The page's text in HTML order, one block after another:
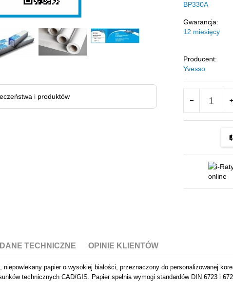
i produktów
BP330A
Gwarancja:
12 miesięcy
Producent:
Yvesso
DANE TECHNICZNE OPINIE KLIENTÓW
niepowlekany papier o wysokiej białości, przeznaczony do personalizowanej
technicznych CAD/GIS. Papier spełnia wymogi standardów DIN 6723 i